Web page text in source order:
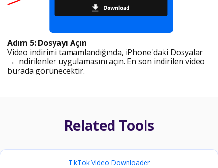
Adım 5: Dosyayı Açın
Video indirimi tamamlandığında, iPhone'daki Dosyalar
→ İndirilenler uygulamasını açın. En son indirilen video
burada görünecektir.
Related Tools
TikTok Video Downloader